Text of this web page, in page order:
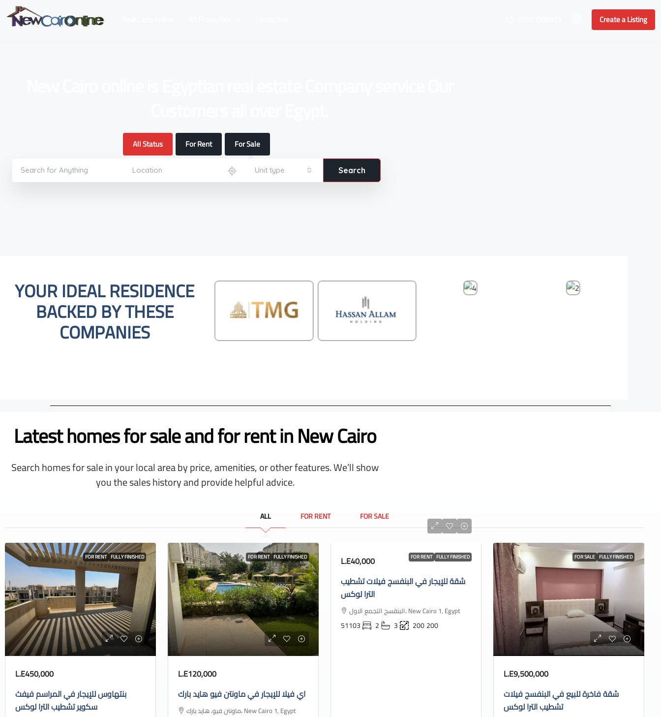
Create a Listing
All Status For Rent For Sale
Unit type Search
YOUR IDEAL RESIDENCE
BACKED BY THESE
COMPANIES
Latest homes for sale and for rent in New Cairo
Search homes for sale in your local area by price, amenities, or other features. We’ll show
you the sales history and provide helpful advice.
ALL FOR RENT FOR SALE
FOR RENT FULLY FINISHED
L.E450,000
بنتهاوس للإيجار في المراسم فيفث
سكوير تشطيب الترا لوكس
FOR RENT FULLY FINISHED
L.E120,000
اي فيلا للإيجار في ماونتن فيو هايد بارك
ماونتن فيو، هايد بارك، New Cairo 1, Egypt
FOR RENT FULLY FINISHED
L.E40,000
شقة للإيجار في البنفسج فيلات تشطيب
الترا لوكس
البنفسج التجمع الاول، New Cairo 1, Egypt
51103 2 3 200200
FOR SALE FULLY FINISHED
L.E9,500,000
شقة فاخرة للبيع في البنفسج فيلات
تشطيب الترا لوكس